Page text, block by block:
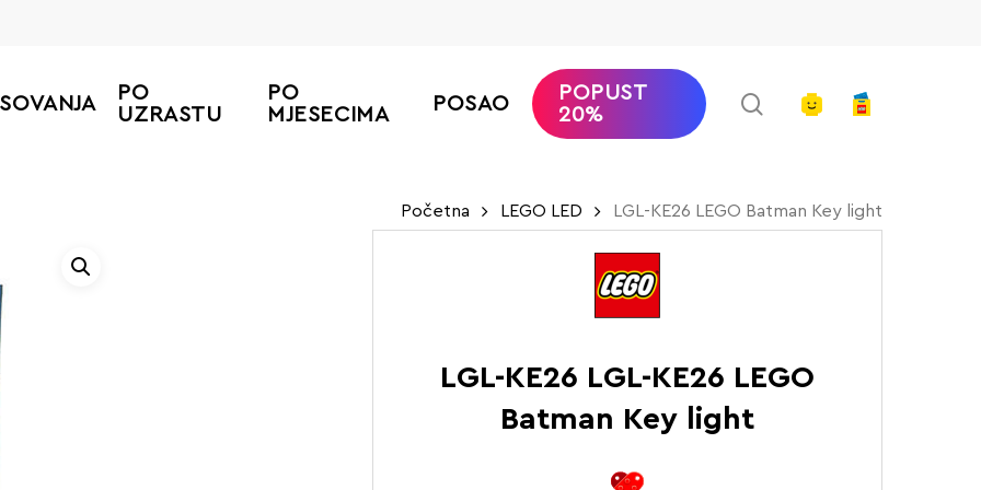
PO
UZRASTU
PO
MJESECIMA
POSAO
POPUST
20%
searchaccount
Početna LEGO LED LGL-KE26 LEGO Batman Key light
LGL-KE26 LGL-KE26 LEGO
Batman Key light